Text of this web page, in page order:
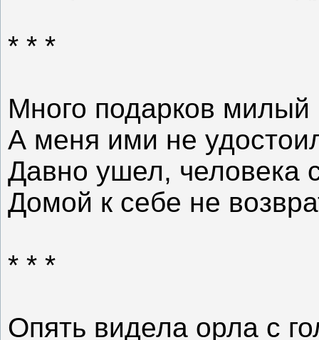
* * *
Много подарков милый
А меня ими не
Давно ушел, человека
Домой к себе не
* * *
Опять видела орла с